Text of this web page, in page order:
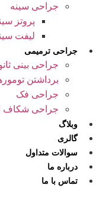
جراحی سینه
پروتز سینه
لیفت سینه
جراحی ترمیمی
جراحی بینی ثانویه
برداشتن
جراحی فک
جراحی شکاف لب
وبلاگ
گالری
سوالات متداول
درباره ما
تماس با ما